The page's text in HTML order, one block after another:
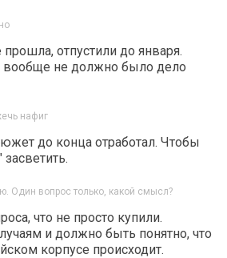
отпустили до января.
вообще не должно было дело
нафиг
до конца отработал. Чтобы
Один вопрос только, какой смысл?
что не просто купили.
и должно быть понятно, что
корпусе происходит.